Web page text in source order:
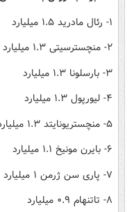
۱- رئال مادرید ۱.۵ میلیارد
۲- منچسترسیتی ۱.۳ میلیارد
۳- بارسلونا ۱.۳ میلیارد
۴- لیورپول ۱.۳ میلیارد
۵- منچستریونایتد ۱.۳ میلیارد
۶- بایرن مونیخ ۱.۱ میلیارد
۷- پاری سن ژرمن ۱ میلیارد
۸- تاتنهام ۰.۹ میلیارد